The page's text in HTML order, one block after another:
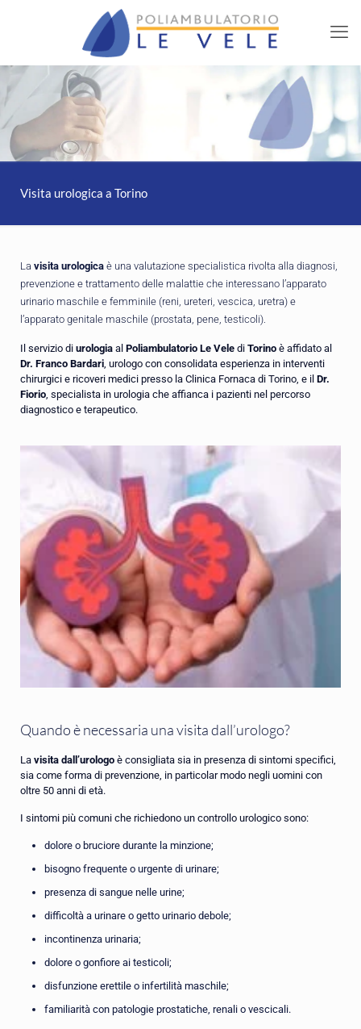
Visita urologica a Torino
La visita urologica è una valutazione specialistica rivolta alla diagnosi,
prevenzione e trattamento delle malattie che interessano l’apparato
urinario maschile e femminile (reni, ureteri, vescica, uretra) e
l’apparato genitale maschile (prostata, pene, testicoli).
Il servizio di urologia al Poliambulatorio Le Vele di Torino è affidato al
Dr. Franco Bardari, urologo con consolidata esperienza in interventi
chirurgici e ricoveri medici presso la Clinica Fornaca di Torino, e il Dr.
Fiorio, specialista in urologia che affianca i pazienti nel percorso
diagnostico e terapeutico.
Quando è necessaria una visita dall’urologo?
La visita dall’urologo è consigliata sia in presenza di sintomi specifici,
sia come forma di prevenzione, in particolar modo negli uomini con
oltre 50 anni di età.
I sintomi più comuni che richiedono un controllo urologico sono:
dolore o bruciore durante la minzione;
bisogno frequente o urgente di urinare;
presenza di sangue nelle urine;
difficoltà a urinare o getto urinario debole;
incontinenza urinaria;
dolore o gonfiore ai testicoli;
disfunzione erettile o infertilità maschile;
familiarità con patologie prostatiche, renali o vescicali.